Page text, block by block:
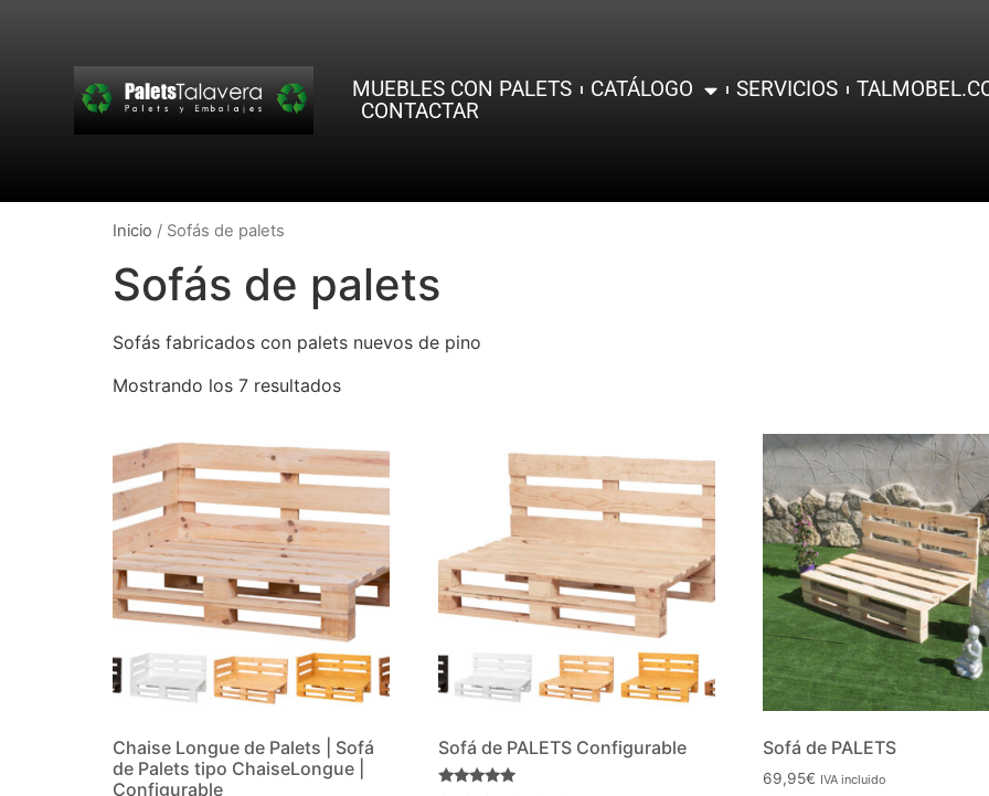
MUEBLES CON PALETS CATÁLOGO SERVICIOS
CONTACTAR
Inicio / Sofás de palets
Sofás de palets
Sofás fabricados con palets nuevos de pino
Mostrando los 7 resultados
Chaise Longue de Palets | Sofá
de Palets tipo ChaiseLongue |
Configurable
Sofá de PALETS Configurable Sofá de PALETS
69,95€ IVA incluido